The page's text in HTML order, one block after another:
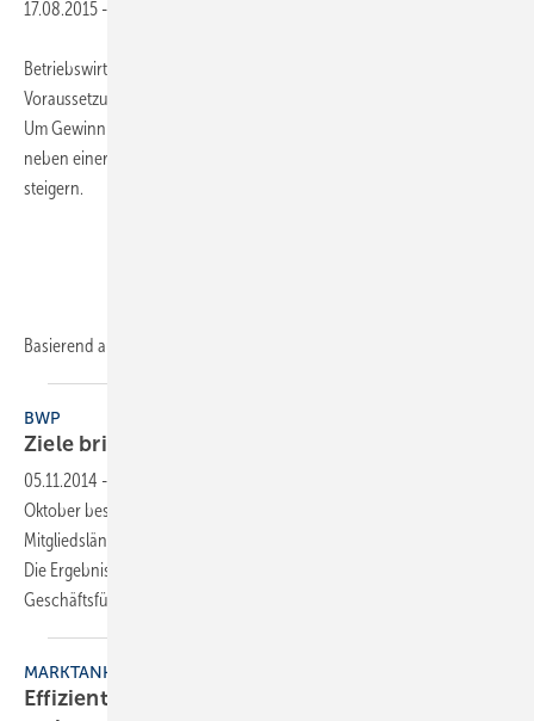
17.08.2015 -
Betriebswirtschaftliches Denken und Handeln sind wichtige
Voraussetzungen für einen langfristigen unternehmerischen Erfolg.
Um Gewinn zu erwirtschaften, sollte jedes erfolgreiche Unternehmen,
neben einer Optimierung der Kosten, auch seine Umsätze nachhaltig
steigern.
Basierend auf...
BWP
Ziele bringen nichts ohne
05.11.2014 -
Oktober beschlossen die Staats- und Regierungschefs der EU-
Mitgliedsländer die neuen Energie- und Klimaziele für das Jahr 2030.
Die Ergebnisse blieben hinter den Erwartungen zurück. BWP-
Geschäftsführer Karl-Heinz Stawiarski forderte
MARKTANHEIZPROGRAMM
Effiziente Maßnahmen müssen am Anfang